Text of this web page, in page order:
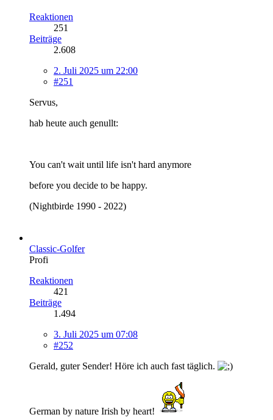
Reaktionen
251
Beiträge
2.608
2. Juli 2025 um 22:00
#251
Servus,
hab heute auch genullt:
You can't wait until life isn't hard anymore
before you decide to be happy.
(Nightbirde 1990 - 2022)
Classic-Golfer
Profi
Reaktionen
421
Beiträge
1.494
3. Juli 2025 um 07:08
#252
Gerald, guter Sender! Höre ich auch fast täglich.
German by nature Irish by heart!